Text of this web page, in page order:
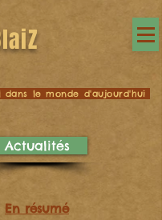
dans le monde d'aujourd'hui
Actualités
En résumé